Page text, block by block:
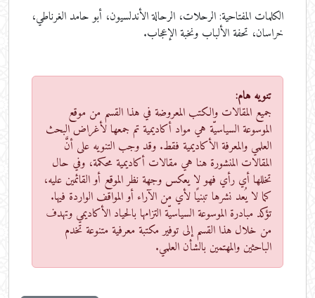
الكلمات المفتاحية:الرحلات، الرحالة الأندلسيون، أبو حامد الغرناطي،
خراسان، تحفة الألباب ونخبة الإعجاب.
تنويه هام:
جميع المقالات والكتب المعروضة في هذا القسم من موقع
الموسوعة السياسيّة هي مواد أكاديمية تم جمعها لأغراض البحث
العلمي والمعرفة الأكاديمية فقط. وقد وجب التنويه على أنَّ
المقالات المنشورة هنا هي مقالات أكاديمية محكمة، وفي حال
تخللها أي رأي فهو لا يعكس وجهة نظر الموقع أو القائمين عليه،
كما لا يُعد نشرها تبنيًا لأي من الآراء أو المواقف الواردة فيها.
تؤكد مبادرة الموسوعة السياسيّة التزامها بالحياد الأكاديمي وتهدف
من خلال هذا القسم إلى توفير مكتبة معرفية متنوعة تخدم
الباحثين والمهتمين بالشأن العلمي.